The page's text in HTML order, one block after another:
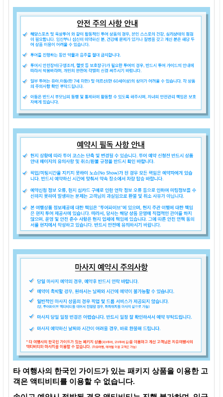
타 여행사의 한국인 가이드가 있는 패키지 상품을 이용한 고
객은 액티비티를 이용할 수 없습니다.